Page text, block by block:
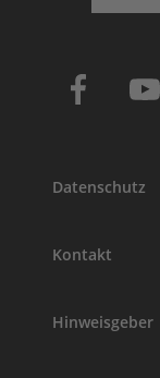
Datenschutz
Kontakt
Hinweisgeber